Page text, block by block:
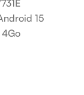
15
4Go